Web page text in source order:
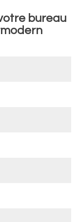
bureau